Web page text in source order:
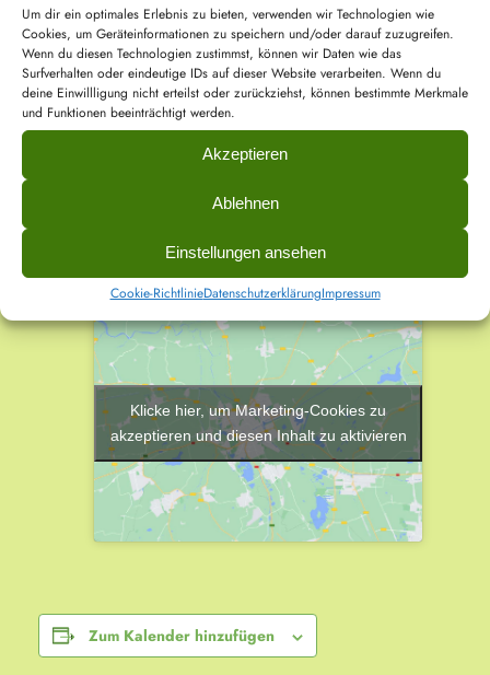
Um dir ein optimales Erlebnis zu bieten, verwenden wir Technologien wie
Cookies, um Geräteinformationen zu speichern und/oder darauf zuzugreifen.
Wenn du diesen Technologien zustimmst, können wir Daten wie das
Surfverhalten oder eindeutige IDs auf dieser Website verarbeiten. Wenn du
deine Einwillligung nicht erteilst oder zurückziehst, können bestimmte Merkmale
und Funktionen beeinträchtigt werden.
Akzeptieren
Ablehnen
Einstellungen ansehen
Cookie-RichtlinieDatenschutzerklärungImpressum
2. Januar:11:00–12:30
Google Karte anzeigen
Klicke hier, um Marketing-Cookies zu
akzeptieren und diesen Inhalt zu aktivieren
Zum Kalender hinzufügen